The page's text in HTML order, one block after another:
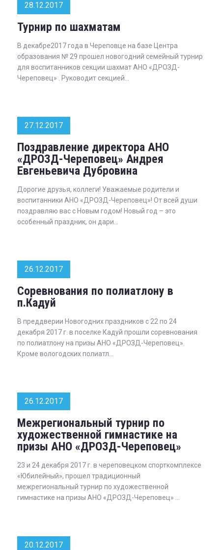
28.12.2017
Турнир по шахматам
В декабре2017 года в Череповце на базе Центра
образования № 29 прошел новогодний семейный турнир
для воспитанников секции шахмат АНО «ДРОЗД-
Череповец» . Руководит секцией...
27.12.2017
Поздравление директора АНО
«ДРОЗД-Череповец» Андрея
Евгеньевича Дубровина
Дорогие друзья, коллеги! Уважаемые родители и
воспитанники АНО «ДРОЗД-Череповец»! От всей души
поздравляю вас с Новым годом! Новый год – это
особенный праздник, он дари...
26.12.2017
Соревнования по полиатлону в
п.Кадуй
В преддверии Новогодних праздников с 22 по 24
декабря 2017 г. в поселке Кадуй прошли соревнования
по полиатлону на призы АНО «ДРОЗД-Череповец».
Кроме вологодских полиатл...
26.12.2017
Межрегиональный турнир по
художественной гимнастике на
призы АНО «ДРОЗД-Череповец»
23 и 24 декабря 2017 г. в череповецком спорткомплексе
«Юбилейный», прошел традиционный
межрегиональный турнир по художественной
гимнастике на призы АНО «ДРОЗД-Череповец» ...
20.12.2017